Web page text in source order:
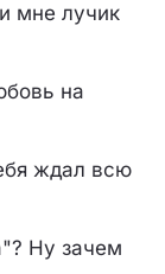
мне лучик
на
ждал всю
Ну зачем